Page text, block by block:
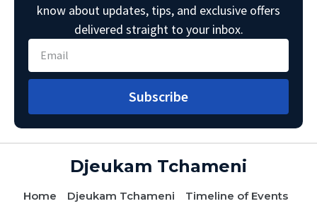
know about updates, tips, and exclusive offers
delivered straight to your inbox.
Subscribe
Djeukam Tchameni
Home Djeukam Tchameni
Timeline of Events